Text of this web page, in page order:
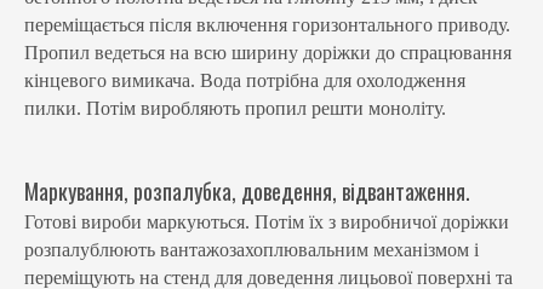
переміщається після включення горизонтального приводу.
Пропил ведеться на всю ширину доріжки до спрацювання
кінцевого вимикача. Вода потрібна для охолодження
пилки. Потім виробляють пропил решти моноліту.
Маркування, розпалубка, доведення, відвантаження.
Готові вироби маркуються. Потім їх з виробничої доріжки
розпалублюють вантажозахоплювальним механізмом і
переміщують на стенд для доведення лицьової поверхні та